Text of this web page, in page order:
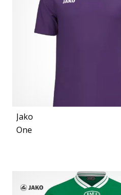
Jako
One
S M L XL XXL 3XL